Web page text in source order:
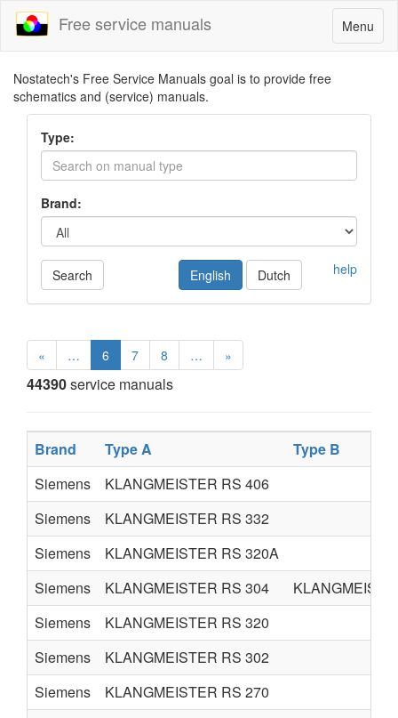
Toggle
navigation
Menu
Free service manuals
Nostatech's Free Service Manuals goal is to provide free
schematics and (service) manuals.
Type:
Brand:
Search help
English Dutch
« … 6 7 8 … »
44390service manuals
Brand Type A
Type B
Siemens
KLANGMEISTER RS 406
Siemens
KLANGMEISTER RS 332
Siemens
KLANGMEISTER RS 320A
Siemens
KLANGMEISTER RS 304
Siemens
KLANGMEISTER RS 320
Siemens
KLANGMEISTER RS 302
Siemens
KLANGMEISTER RS 270